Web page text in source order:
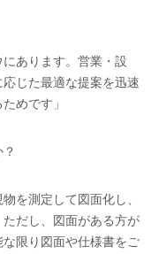
にあります。営業・設
じた最適な提案を迅速
めです」
を測定して図面化し、
だし、図面がある方が
限り図面や仕様書をご